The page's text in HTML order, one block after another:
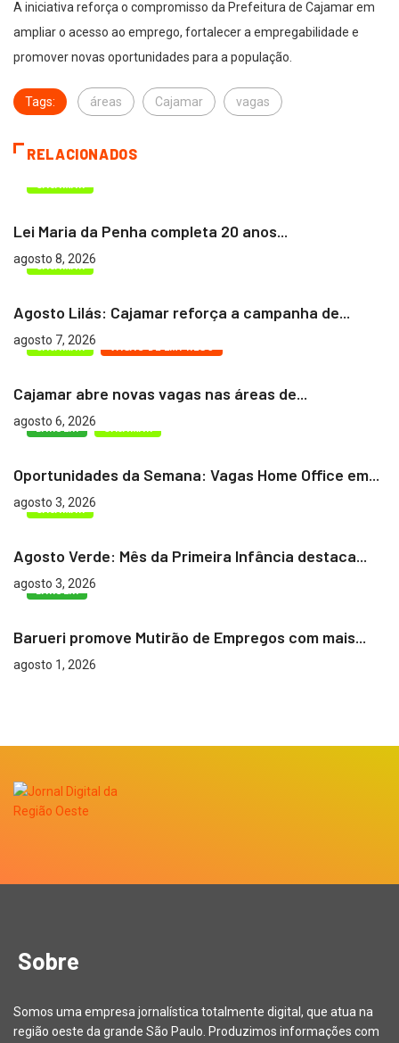
A iniciativa reforça o compromisso da Prefeitura de Cajamar em
ampliar o acesso ao emprego, fortalecer a empregabilidade e
promover novas oportunidades para a população.
Tags: áreas Cajamar vagas
RELACIONADOS
CAJAMAR
Lei Maria da Penha completa 20 anos...
agosto 8, 2026
CAJAMAR
Agosto Lilás: Cajamar reforça a campanha de...
agosto 7, 2026
CAJAMAR VAGAS DE EMPREGO
Cajamar abre novas vagas nas áreas de...
agosto 6, 2026
BARUERI CAJAMAR
Oportunidades da Semana: Vagas Home Office em...
agosto 3, 2026
CAJAMAR
Agosto Verde: Mês da Primeira Infância destaca...
agosto 3, 2026
BARUERI
Barueri promove Mutirão de Empregos com mais...
agosto 1, 2026
Sobre
Somos uma empresa jornalística totalmente digital, que atua na
região oeste da grande São Paulo. Produzimos informações com